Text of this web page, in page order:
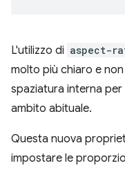
L'utilizzo di aspect-
molto più chiaro e
spaziatura interna
ambito abituale.
Questa nuova
impostare le